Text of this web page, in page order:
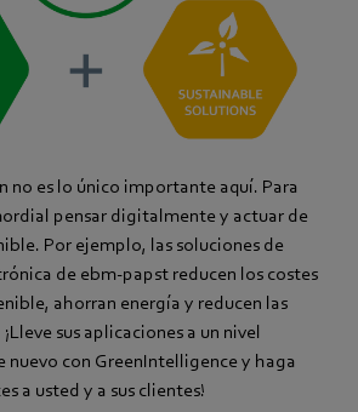
no es lo único importante aquí. Para
pensar digitalmente y actuar de
Por ejemplo, las soluciones de
de ebm-papst reducen los costes
ahorran energía y reducen las
sus aplicaciones a un nivel
con GreenIntelligence y haga
a usted y a sus clientes!